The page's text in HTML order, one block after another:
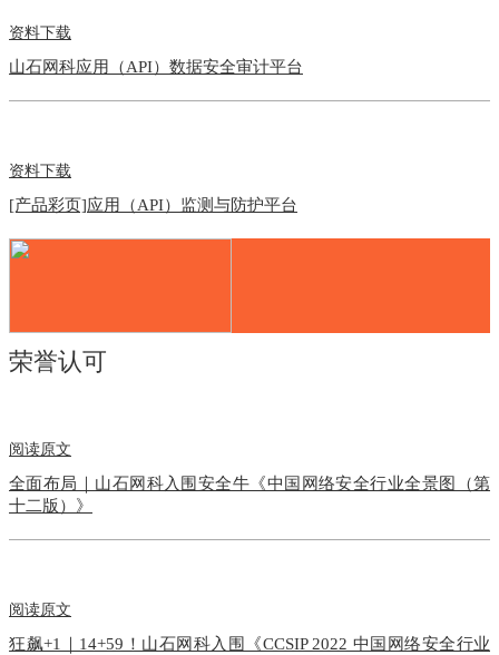
资料下载
山石网科应用（API）数据安全审计平台
资料下载
[产品彩页]应用（API）监测与防护平台
荣誉认可
阅读原文
全面布局｜山石网科入围安全牛《中国网络安全行业全景图（第
十二版）》
阅读原文
狂飙+1｜14+59！山石网科入围《CCSIP 2022 中国网络安全行业